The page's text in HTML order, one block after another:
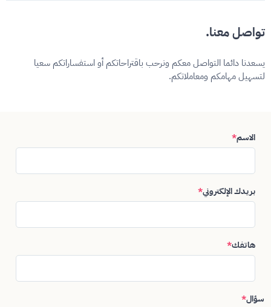
تواصل معنا.
يسعدنا دائما التواصل معكم ونرحب باقتراحاتكم أو استفساراتكم سعيا
لتسهيل مهامكم ومعاملاتكم.
الاسم*
بريدك الإلكتروني*
هاتفك*
سؤال*